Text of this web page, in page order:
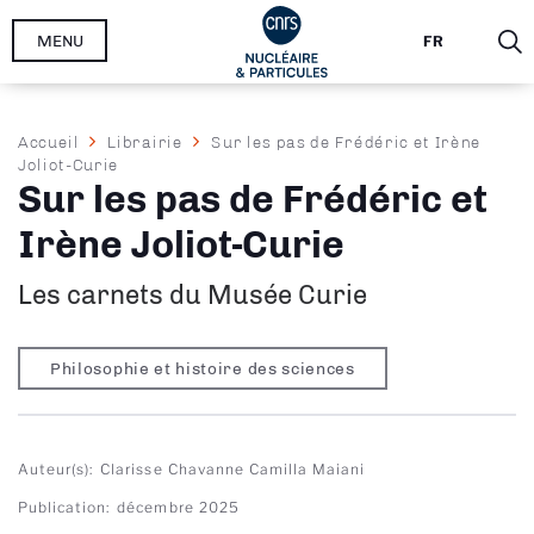
Aller
FR
MENU
Fil
d'Ariane
Accueil Librairie
Sur les pas de Frédéric et Irène
Joliot-Curie
Sur les pas de Frédéric et
Irène Joliot-Curie
Les carnets du Musée Curie
Philosophie et histoire des sciences
Auteur(s) Clarisse Chavanne Camilla Maiani
Publication décembre 2025